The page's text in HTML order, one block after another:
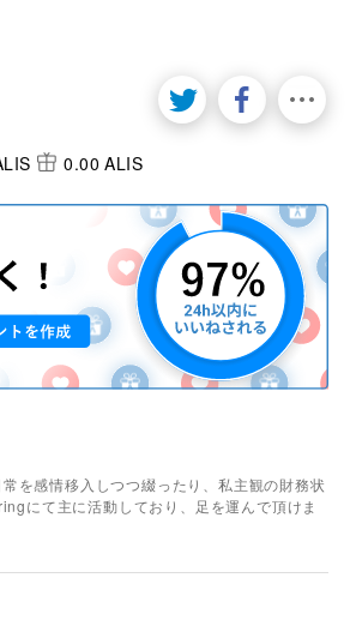
0.00 ALIS
を感情移入しつつ綴ったり、私主観の財務状
にて主に活動しており、足を運んで頂けま